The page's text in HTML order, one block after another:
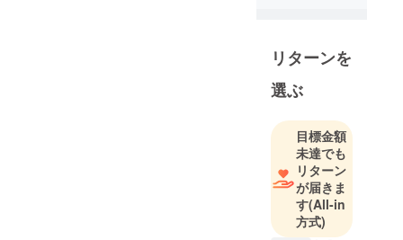
リターンを
選ぶ
目標金額
未達でも
リターン
が届きま
す(All-in
方式)